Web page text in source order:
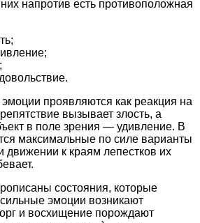
напротив есть противоположная
проявляются как реакция на
вызывает злость, а
в поле зрения — удивление. В
максимальные по силе варианты
к краям лепестков их
состояния, которые
эмоции возникают
и восхищение порождают